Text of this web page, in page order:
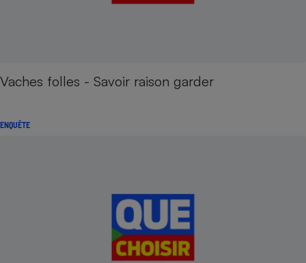
Vaches folles - Savoir raison garder
ENQUÊTE